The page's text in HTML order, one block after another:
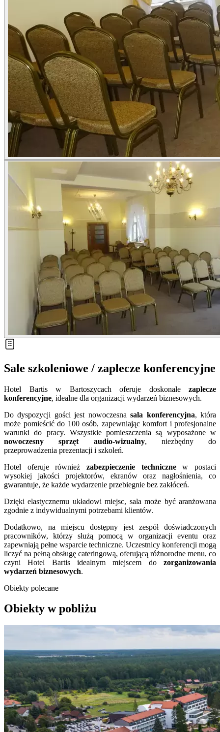
Sale szkoleniowe / zaplecze konferencyjne
Hotel Bartis w Bartoszycach oferuje doskonałe zaplecze
konferencyjne, idealne dla organizacji wydarzeń biznesowych.
Do dyspozycji gości jest nowoczesnasala konferencyjna, która
może pomieścić do 100 osób, zapewniając komfort i profesjonalne
warunki do pracy. Wszystkie pomieszczenia są wyposażone w
nowoczesny sprzęt audio-wizualny, niezbędny do
przeprowadzenia prezentacji i szkoleń.
Hotel oferuje również zabezpieczenie technicznew postaci
wysokiej jakości projektorów, ekranów oraz nagłośnienia, co
gwarantuje, że każde wydarzenie przebiegnie bez zakłóceń.
Dzięki elastycznemu układowi miejsc, sala może być aranżowana
zgodnie z indywidualnymi potrzebami klientów.
Dodatkowo, na miejscu dostępny jest zespół doświadczonych
pracowników, którzy służą pomocą w organizacji eventu oraz
zapewniają pełne wsparcie techniczne. Uczestnicy konferencji mogą
liczyć na pełną obsługę cateringową, oferującą różnorodne menu, co
czyni Hotel Bartis idealnym miejscem do zorganizowania
wydarzeń biznesowych.
Obiekty polecane
Obiekty w pobliżu